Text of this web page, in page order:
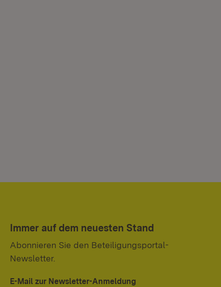
Immer auf dem neuesten Stand
Abonnieren Sie den Beteiligungsportal-
Newsletter.
E-Mail zur Newsletter-Anmeldung